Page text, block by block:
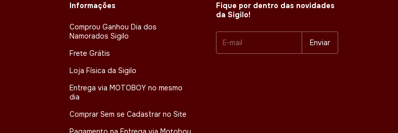
Informações
Comprou Ganhou Dia dos
Namorados Sigilo
Frete Grátis
Loja Física da Sigilo
Entrega via MOTOBOY no mesmo
dia
Comprar Sem se Cadastrar no Site
Fique por dentro das novidades
da Sigilo!